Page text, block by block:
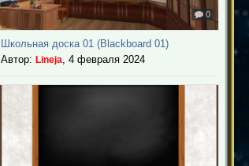
0
Школьная доска 01 (Blackboard 01)
Автор: Lineja 4 февраля 2024